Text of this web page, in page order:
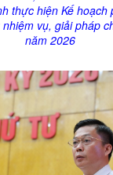
thực hiện Kế hoạch
vụ, giải pháp
năm 2026